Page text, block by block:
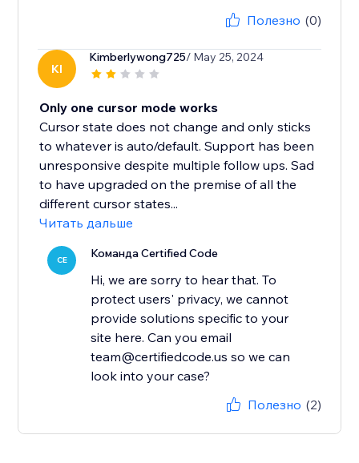
Полезно (0)
KI
Kimberlywong725/ May 25, 2024
Only one cursor mode works
Cursor state does not change and only sticks
to whatever is auto/default. Support has been
unresponsive despite multiple follow ups. Sad
to have upgraded on the premise of all the
different cursor states...
Читать дальше
CE Команда Certified Code
Hi, we are sorry to hear that. To
protect users' privacy, we cannot
provide solutions specific to your
site here. Can you email
team@certifiedcode.us so we can
look into your case?
Полезно (2)